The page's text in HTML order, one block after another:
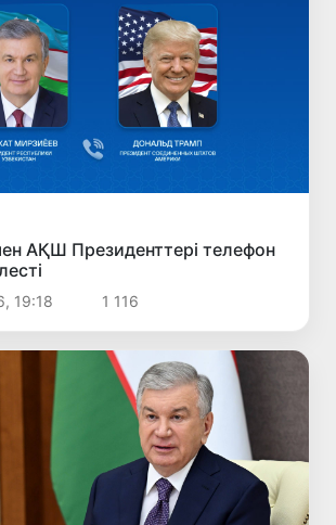
АҚШ Президенттері телефон
19:18 1 116